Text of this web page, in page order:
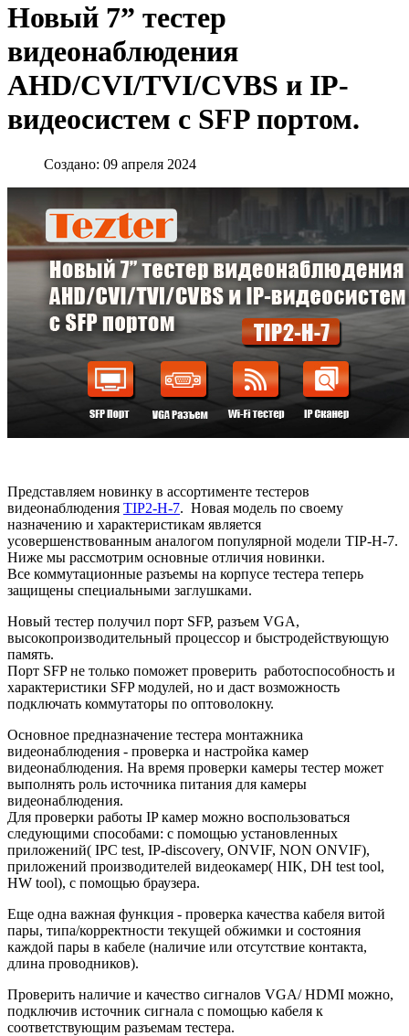
Новый 7” тестер
видеонаблюдения
AHD/CVI/TVI/CVBS и IP-
видеосистем с SFP портом.
Создано: 09 апреля 2024
Представляем новинку в ассортименте тестеров
видеонаблюдения TIP2-H-7. Новая модель по своему
назначению и характеристикам является
усовершенствованным аналогом популярной модели TIP-H-7.
Ниже мы рассмотрим основные отличия новинки.
Все коммутационные разъемы на корпусе тестера теперь
защищены специальными заглушками.
Новый тестер получил порт SFP, разъем VGA,
высокопроизводительный процессор и быстродействующую
память.
Порт SFP не только поможет проверить работоспособность и
характеристики SFP модулей, но и даст возможность
подключать коммутаторы по оптоволокну.
Основное предназначение тестера монтажника
видеонаблюдения - проверка и настройка камер
видеонаблюдения. На время проверки камеры тестер может
выполнять роль источника питания для камеры
видеонаблюдения.
Для проверки работы IP камер можно воспользоваться
следующими способами: c помощью установленных
приложений( IPC test, IP-discovery, ONVIF, NON ONVIF),
приложений производителей видеокамер( HIK, DH test tool,
HW tool), с помощью браузера.
Еще одна важная функция - проверка качества кабеля витой
пары, типа/корректности текущей обжимки и состояния
каждой пары в кабеле (наличие или отсутствие контакта,
длина проводников).
Проверить наличие и качество сигналов VGA/ HDMI можно,
подключив источник сигнала с помощью кабеля к
соответствующим разъемам тестера.